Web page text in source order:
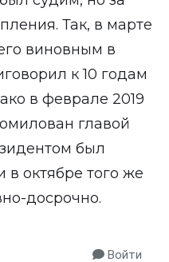
Так, в марте
виновным в
к 10 годам
в феврале 2019
главой
был
в октябре того же
досрочно.
Войти